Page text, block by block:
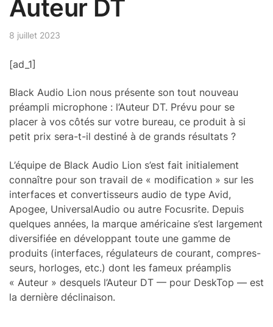
Auteur DT
8 juillet 2023
[ad_1]
Black Audio Lion nous présente son tout nouveau
préampli microphone : l’Auteur DT. Prévu pour se
placer à vos côtés sur votre bureau, ce produit à si
petit prix sera-t-il destiné à de grands résultats ?
L’équipe de Black Audio Lion s’est fait initia­le­ment
connaître pour son travail de « modi­fi­ca­tion » sur les
inter­faces et conver­tis­seurs audio de type Avid,
Apogee, Univer­sa­lAu­dio ou autre Focus­rite. Depuis
quelques années, la marque améri­caine s’est large­ment
diver­si­fiée en déve­lop­pant toute une gamme de
produits (inter­faces, régu­la­teurs de courant, compres­
seurs, horloges, etc.) dont les fameux préam­plis
« Auteur » desquels l’Au­teur DT — pour Desk­Top — est
la dernière décli­nai­son.